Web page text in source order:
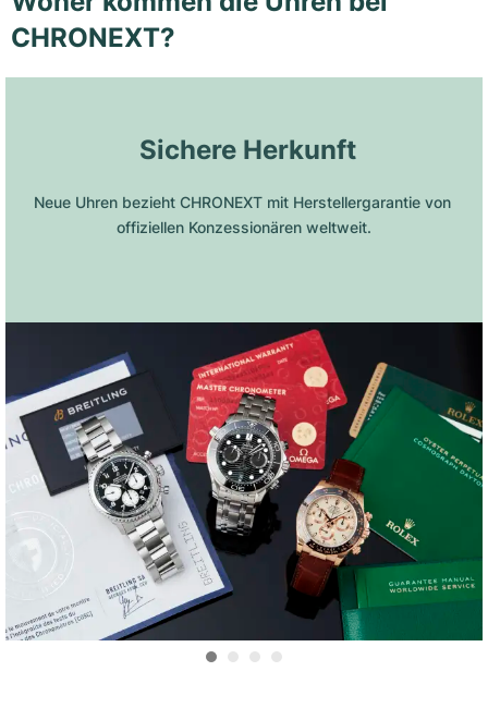
CHRONEXT?
Sichere Herkunft
Neue Uhren bezieht CHRONEXT mit Herstellergarantie von
offiziellen Konzessionären weltweit.